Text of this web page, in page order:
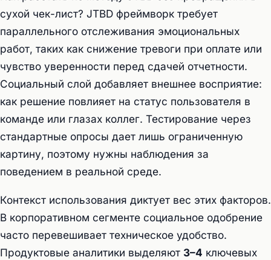
сухой чек-лист? JTBD фреймворк требует
параллельного отслеживания эмоциональных
работ, таких как снижение тревоги при оплате или
чувство уверенности перед сдачей отчетности.
Социальный слой добавляет внешнее восприятие:
как решение повлияет на статус пользователя в
команде или глазах коллег. Тестирование через
стандартные опросы дает лишь ограниченную
картину, поэтому нужны наблюдения за
поведением в реальной среде.
Контекст использования диктует вес этих факторов.
В корпоративном сегменте социальное одобрение
часто перевешивает техническое удобство.
Продуктовые аналитики выделяют 3–4 ключевых